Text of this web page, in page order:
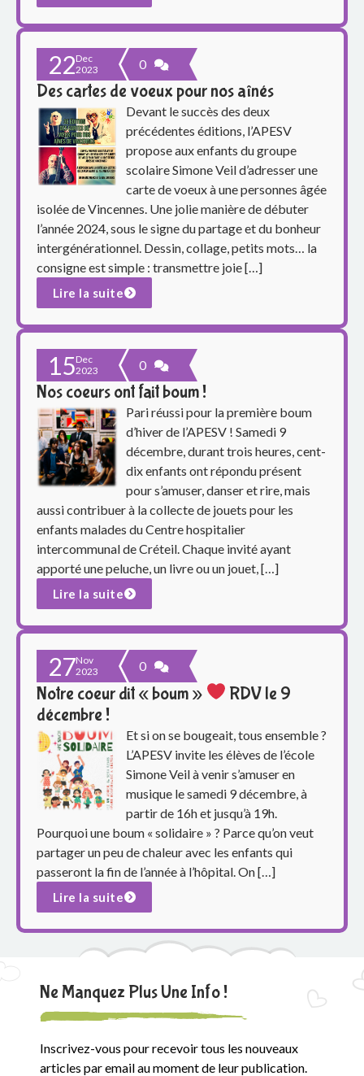
t
e
S
l
22Dec
2023
0
Des cartes de voeux pour nos aînés
Devant le succès des deux
précédentes éditions, l’APESV
propose aux enfants du groupe
scolaire Simone Veil d’adresser une
carte de voeux à une personnes âgée
isolée de Vincennes. Une jolie manière de débuter
l’année 2024, sous le signe du partage et du bonheur
intergénérationnel. Dessin, collage, petits mots… la
consigne est simple : transmettre joie […]
Lire la suite
15Dec
2023
0
Nos coeurs ont fait boum !
Pari réussi pour la première boum
d’hiver de l’APESV ! Samedi 9
décembre, durant trois heures, cent-
dix enfants ont répondu présent
pour s’amuser, danser et rire, mais
aussi contribuer à la collecte de jouets pour les
enfants malades du Centre hospitalier
intercommunal de Créteil. Chaque invité ayant
apporté une peluche, un livre ou un jouet, […]
Lire la suite
27Nov
2023
0
Notre coeur dit « boum »
RDV le 9
décembre !
Et si on se bougeait, tous ensemble ?
L’APESV invite les élèves de l’école
Simone Veil à venir s’amuser en
musique le samedi 9 décembre, à
partir de 16h et jusqu’à 19h.
Pourquoi une boum « solidaire » ? Parce qu’on veut
partager un peu de chaleur avec les enfants qui
passeront la fin de l’année à l’hôpital. On […]
Lire la suite
Ne Manquez Plus Une Info !
Inscrivez-vous pour recevoir tous les nouveaux
articles par email au moment de leur publication.